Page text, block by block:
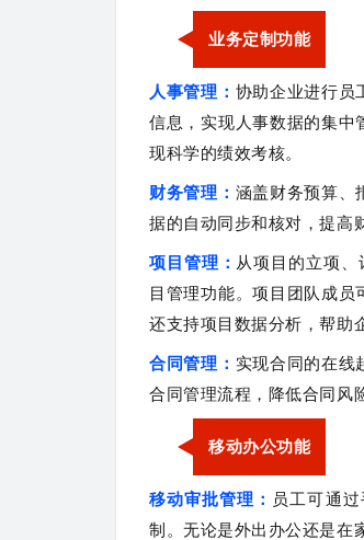
业务定制功能
人事管理： 协助企业进行员
信息，实现人事数据的集中
现科学的绩效考核。
财务管理： 涵盖财务预算、
据的自动同步和核对，提高
项目管理： 从项目的立项
目管理功能。项目团队成
还支持项目数据分析，帮助
合同管理： 实现合同的在线
合同管理流程，降低合同风
移动办公功能
移动审批管理： 员工可通
制。无论是外出办公还是在